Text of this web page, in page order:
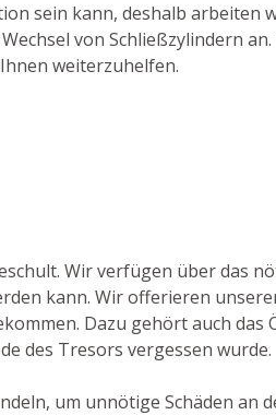
sein kann, deshalb arbeiten
von Schließzylindern
weiterzuhelfen.
Wir verfügen über das
kann. Wir offerieren
Dazu gehört auch das
des Tresors vergessen wurde.
um unnötige Schäden an